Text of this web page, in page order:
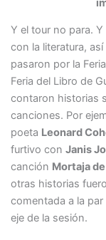
Y el tour no para.
con la literatura,
pasaron por la
Feria del Libro de
contaron historias
canciones. Por
poeta Leonard
furtivo con Janis
canción Mortaja
otras historias
comentada a la
eje de la sesión.